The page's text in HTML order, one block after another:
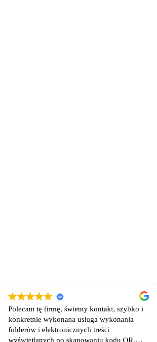
Polecam tę firmę, świetny kontakt, szybko i
konkretnie wykonana usługa wykonania
folderów i elektronicznych treści
wyświetlanych po skanowaniu kodu QR.